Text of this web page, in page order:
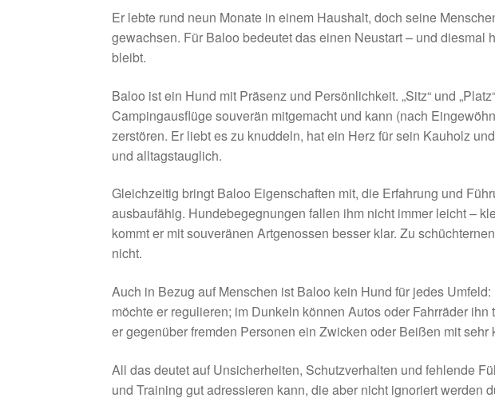
Er lebte rund neun Monate in einem Haushalt, doch seine
gewachsen. Für Baloo bedeutet das einen Neustart – und diesmal
bleibt.
Baloo ist ein Hund mit Präsenz und Persönlichkeit. „Sitz“ und
Campingausflüge souverän mitgemacht und kann (nach
zerstören. Er liebt es zu knuddeln, hat ein Herz für sein Kauholz
und alltagstauglich.
Gleichzeitig bringt Baloo Eigenschaften mit, die Erfahrung und
ausbaufähig. Hundebegegnungen fallen ihm nicht immer leicht –
kommt er mit souveränen Artgenossen besser klar. Zu
nicht.
Auch in Bezug auf Menschen ist Baloo kein Hund für jedes
möchte er regulieren; im Dunkeln können Autos oder Fahrräder
er gegenüber fremden Personen ein Zwicken oder Beißen mit sehr
All das deutet auf Unsicherheiten, Schutzverhalten und fehlende
und Training gut adressieren kann, die aber nicht ignoriert werden